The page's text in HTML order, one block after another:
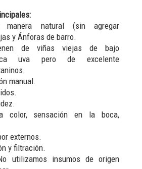
manera natural (sin agregar
y Ánforas de barro.
de viñas viejas de bajo
uva pero de excelente
manual.
color, sensación en la boca,
externos.
y filtración.
utilizamos insumos de origen